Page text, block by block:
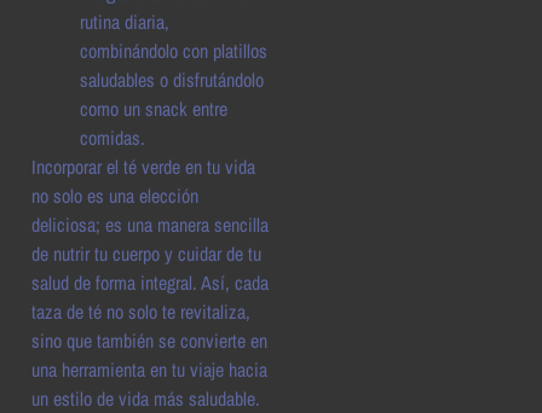
rutina diaria,
combinándolo con platillos
saludables o disfrutándolo
como un snack entre
comidas.
Incorporar el té verde en tu vida
no solo es una elección
deliciosa; es una manera sencilla
de nutrir tu cuerpo y cuidar de tu
salud de forma integral. Así, cada
taza de té no solo te revitaliza,
sino que también se convierte en
una herramienta en tu viaje hacia
un estilo de vida más saludable.